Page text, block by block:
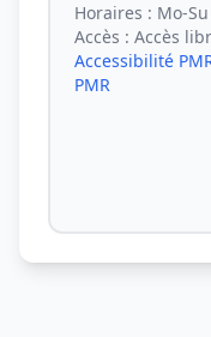
Horaires : Mo-
Accès : Accès
Accessibilité
PMR